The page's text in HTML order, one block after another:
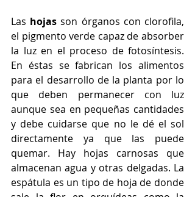
Las hojas son órganos con clorofila,
el pigmento verde capaz de absorber
la luz en el proceso de fotosíntesis.
En éstas se fabrican los alimentos
para el desarrollo de la planta por lo
que deben permanecer con luz
aunque sea en pequeñas cantidades
y debe cuidarse que no le dé el sol
directamente ya que las puede
quemar. Hay hojas carnosas que
almacenan agua y otras delgadas. La
espátula es un tipo de hoja de donde